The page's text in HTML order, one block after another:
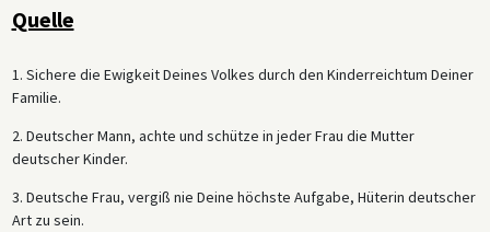
Quelle
1. Sichere die Ewigkeit Deines Volkes durch den Kinderreichtum Deiner
Familie.
2. Deutscher Mann, achte und schütze in jeder Frau die Mutter
deutscher Kinder.
3. Deutsche Frau, vergiß nie Deine höchste Aufgabe, Hüterin deutscher
Art zu sein.